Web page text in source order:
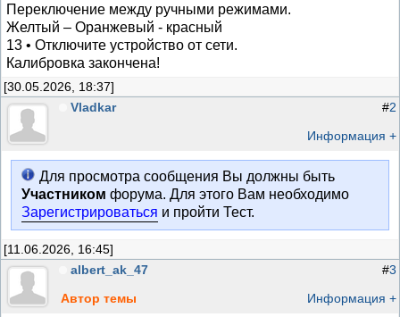
Переключение между ручными режимами.
Желтый – Оранжевый - красный
13 • Отключите устройство от сети.
Калибровка закончена!
[30.05.2026, 18:37]
Vladkar
#2
Информация +
Для просмотра сообщения Вы должны быть
Участником форума. Для этого Вам необходимо
Зарегистрироваться и пройти Тест.
[11.06.2026, 16:45]
albert_ak_47
Автор темы
#3
Информация +